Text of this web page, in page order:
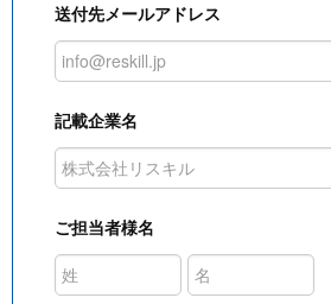
送付先メールアドレス
記載企業名
ご担当者様名